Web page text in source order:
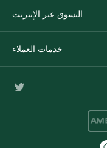
التسوق عبر الإنترنت
خدمات العملاء